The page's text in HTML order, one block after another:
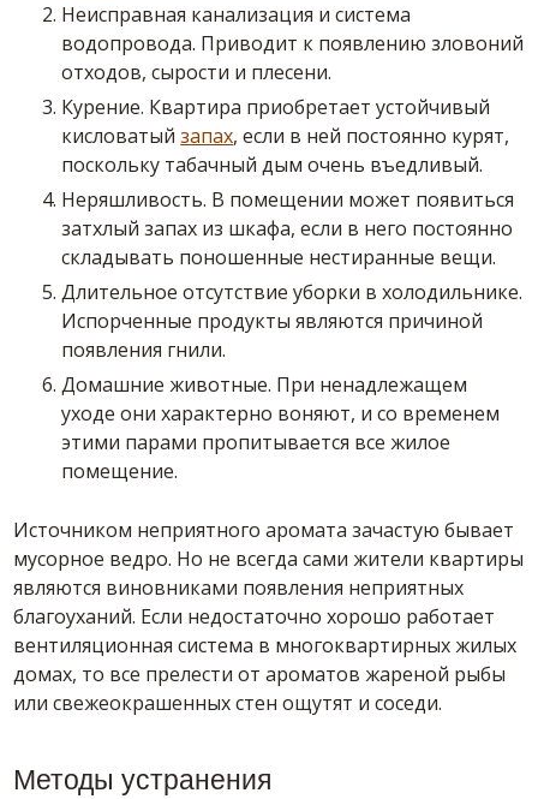
Неисправная канализация и система
водопровода. Приводит к появлению зловоний
отходов, сырости и плесени.
Курение. Квартира приобретает устойчивый
кисловатыйзапах, если в ней постоянно курят,
поскольку табачный дым очень въедливый.
Неряшливость. В помещении может появиться
затхлый запах из шкафа, если в него постоянно
складывать поношенные нестиранные вещи.
Длительное отсутствие уборки в холодильнике.
Испорченные продукты являются причиной
появления гнили.
Домашние животные. При ненадлежащем
уходе они характерно воняют, и со временем
этими парами пропитывается все жилое
помещение.
Источником неприятного аромата зачастую бывает
мусорное ведро. Но не всегда сами жители квартиры
являются виновниками появления неприятных
благоуханий. Если недостаточно хорошо работает
вентиляционная система в многоквартирных жилых
домах, то все прелести от ароматов жареной рыбы
или свежеокрашенных стен ощутят и соседи.
Методы устранения